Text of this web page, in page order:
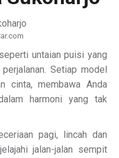
untaian puisi yang
Setiap model
cinta, membawa Anda
harmoni yang tak
pagi, lincah dan
jalan-jalan sempit